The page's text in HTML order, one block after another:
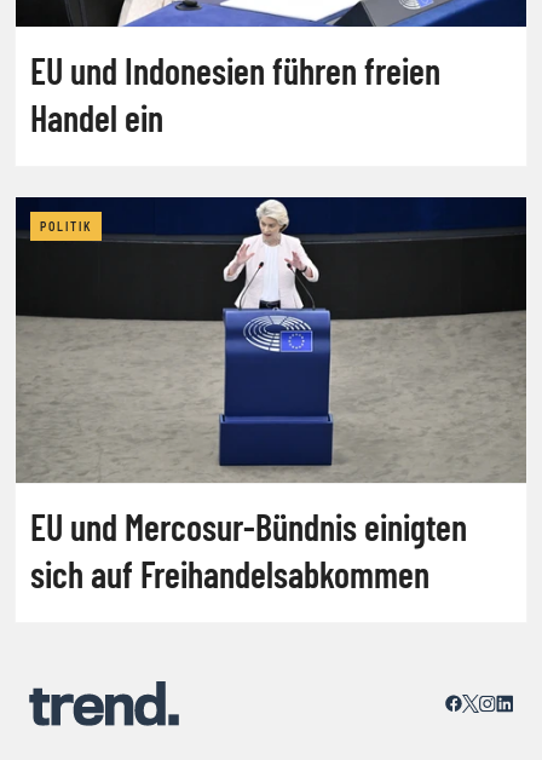
EU und Indonesien führen freien
Handel ein
POLITIK
EU und Mercosur-Bündnis einigten
sich auf Freihandelsabkommen